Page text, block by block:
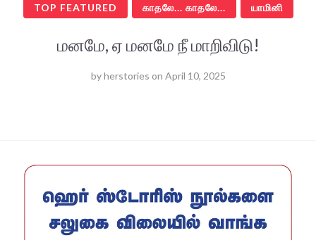
TOP FEATURED காதலே... காதலே... யாமினி
மனமே, ஏ மனமே நீ மாறிவிடு!
byherstories on April 10, 2025